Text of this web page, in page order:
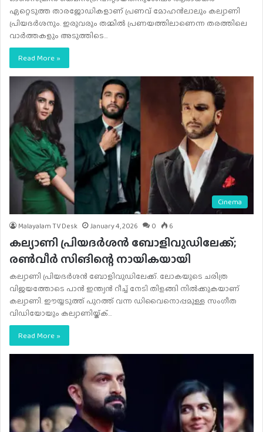
ഏറ്റെടുത്ത താരജോഡികളാണ് പ്രണവ് മോഹൻലാലും കല്യാണി
പ്രിയദർശനും. ഇരുവരും തമ്മിൽ പ്രണയത്തിലാണെന്ന തരത്തിലെ
വാർത്തകളും അടുത്തിടെ…
Read More »
Cinema
Malayalam TV Desk January 4, 2026 0 6
കല്യാണി പ്രിയദര്‍ശന്‍ ബോളിവുഡിലേക്ക്;
രണ്‍വീര്‍ സിങിന്റെ നായികയായി
കല്യാണി പ്രിയദര്‍ശന്‍ ബോളിവുഡിലേക്ക്. ലോകയുടെ ചരിത്ര
വിജയത്തോടെ പാന്‍ ഇന്ത്യന്‍ റീച്ച് നേടി തിളങ്ങി നില്‍ക്കുകയാണ്
കല്യാണി. ഈയ്യടുത്ത് പുറത്ത് വന്ന ഡിവൈനൊപ്പമുള്ള സംഗീത
വിഡിയോയും കല്യാണിയ്ക്ക്…
Read More »